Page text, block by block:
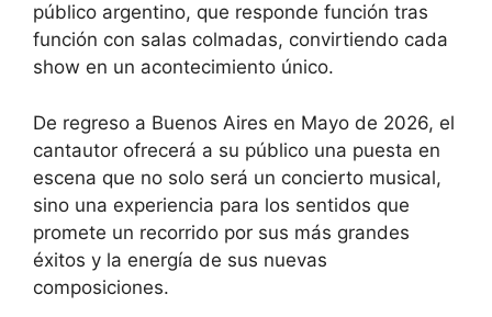
público argentino, que responde función tras
función con salas colmadas, convirtiendo cada
show en un acontecimiento único.
De regreso a Buenos Aires en Mayo de 2026, el
cantautor ofrecerá a su público una puesta en
escena que no solo será un concierto musical,
sino una experiencia para los sentidos que
promete un recorrido por sus más grandes
éxitos y la energía de sus nuevas
composiciones.